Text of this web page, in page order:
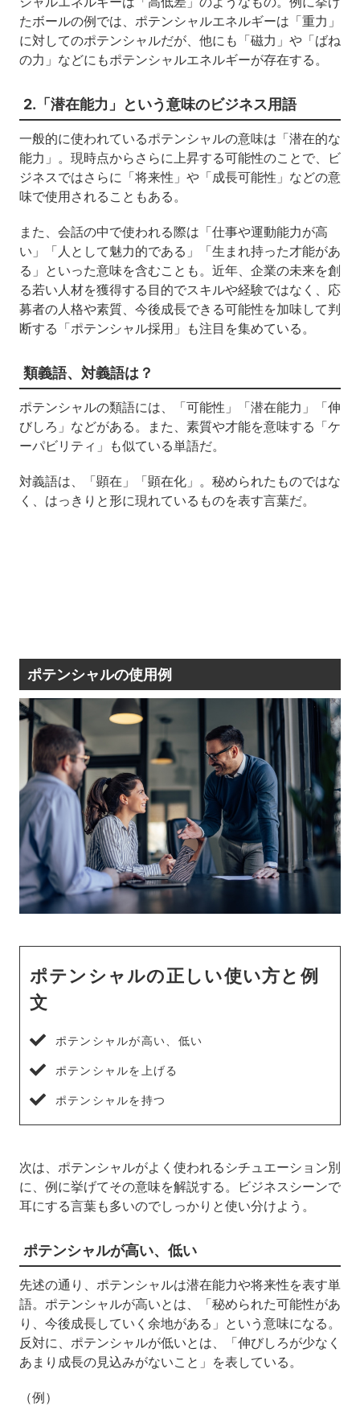
たボールの例では、ポテンシャルエネルギーは「重力」
に対してのポテンシャルだが、他にも「磁力」や「ばね
の力」などにもポテンシャルエネルギーが存在する。
2.「潜在能力」という意味のビジネス用語
一般的に使われているポテンシャルの意味は「潜在的な
能力」。現時点からさらに上昇する可能性のことで、ビ
ジネスではさらに「将来性」や「成長可能性」などの意
味で使用されることもある。
また、会話の中で使われる際は「仕事や運動能力が高
い」「人として魅力的である」「生まれ持った才能があ
る」といった意味を含むことも。近年、企業の未来を創
る若い人材を獲得する目的でスキルや経験ではなく、応
募者の人格や素質、今後成長できる可能性を加味して判
断する「ポテンシャル採用」も注目を集めている。
類義語、対義語は？
ポテンシャルの類語には、「可能性」「潜在能力」「伸
びしろ」などがある。また、素質や才能を意味する「ケ
ーパビリティ」も似ている単語だ。
対義語は、「顕在」「顕在化」。秘められたものではな
く、はっきりと形に現れているものを表す言葉だ。
ポテンシャルの使用例
ポテンシャルの正しい使い方と例
文
ポテンシャルが高い、低い
ポテンシャルを上げる
ポテンシャルを持つ
次は、ポテンシャルがよく使われるシチュエーション別
に、例に挙げてその意味を解説する。ビジネスシーンで
耳にする言葉も多いのでしっかりと使い分けよう。
ポテンシャルが高い、低い
先述の通り、ポテンシャルは潜在能力や将来性を表す単
語。ポテンシャルが高いとは、「秘められた可能性があ
り、今後成長していく余地がある」という意味になる。
反対に、ポテンシャルが低いとは、「伸びしろが少なく
あまり成長の見込みがないこと」を表している。
（例）